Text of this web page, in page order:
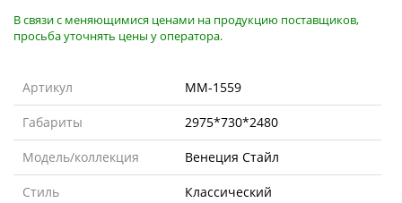
В связи с меняющимися ценами на продукцию поставщиков,
просьба уточнять цены у оператора.
Артикул MM-1559
Габариты 2975*730*2480
Модель/коллекция Венеция Стайл
Стиль Классический